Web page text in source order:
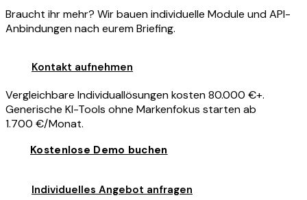
Braucht ihr mehr? Wir bauen individuelle Module und API-
Anbindungen nach eurem Briefing.
Kontakt aufnehmen
Vergleichbare Individuallösungen kosten 80.000 €+.
Generische KI-Tools ohne Markenfokus starten ab
1.700 €/Monat.
Kostenlose Demo buchen
Individuelles Angebot anfragen